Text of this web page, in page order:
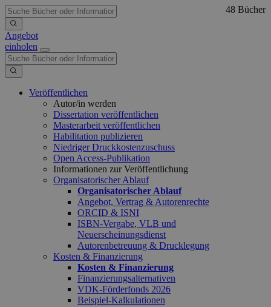
Angebot
einholen
Veröffentlichen
Autor/in werden
Dissertation veröffentlichen
Masterarbeit veröffentlichen
Habilitation publizieren
Niedriger Druckkostenzuschuss
Open Access-Publikation
Informationen zur Veröffentlichung
Organisatorischer Ablauf
Organisatorischer Ablauf
Angebot, Vertrag & Autorenrechte
ORCID & ISNI
ISBN-Vergabe, VLB und
Neuerscheinungsdienst
Autorenbetreuung & Drucklegung
Kosten & Finanzierung
Kosten & Finanzierung
Finanzierungsalternativen
VDK-Förderfonds 2026
Beispiel-Kalkulationen
48 Bücher